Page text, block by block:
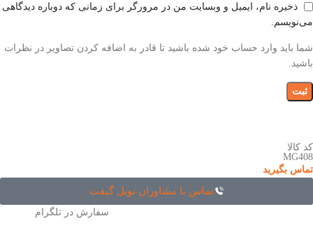
ذخیره نام، ایمیل و وبسایت من در مرورگر برای زمانی که دوباره دیدگاهی
می‌نویسم.
شما باید وارد حساب خود شده باشید تا قادر به اضافه کردن تصاویر در نظرات
باشید.
کد کالا
MG408
تماس بگیرید
تماس با مشاوران نوبل گیفت
سفارش در تلگرام